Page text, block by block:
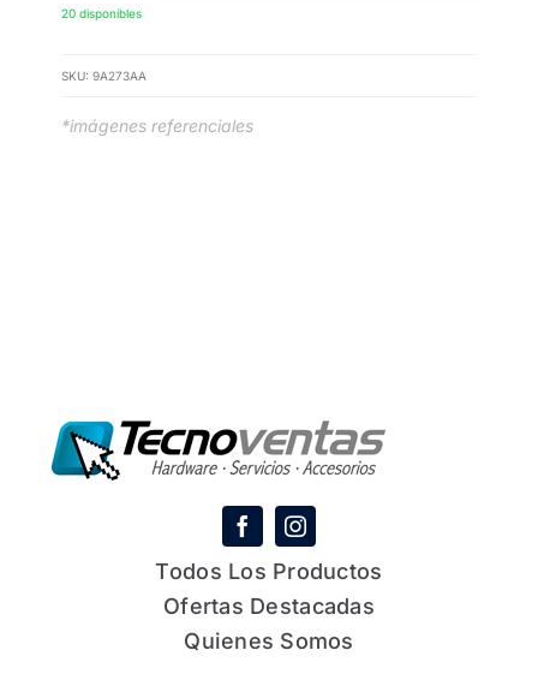
20 disponibles
SKU: 9A273AA
*imágenes referenciales
Todos Los Productos
Ofertas Destacadas
Quienes Somos